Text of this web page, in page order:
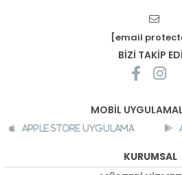
[email
BİZİ TAKİP
MOBİL
Apple Store Uygulama
KURUMSAL